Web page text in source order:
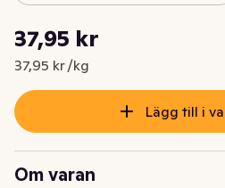
Nuvarande pris är: 37,95 kr
37,95 kr
37,95 kr /kg
Styckpris: 37,95 kr /kg
Lägg till i
Om varan